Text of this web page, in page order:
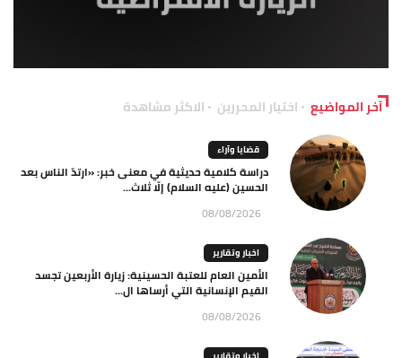
آخر المواضيع اختيار المحررين الاكثر مشاهدة
قضايا وآراء
دراسة كلامية حديثية في معنى خبر: «ارتدّ الناس بعد
الحسين (عليه السلام) إلّا ثلاث...
08/08/2026
اخبار وتقارير
الأمين العام للعتبة الحسينية: زيارة الأربعين تجسد
القيم الإنسانية التي أرساها ال...
08/08/2026